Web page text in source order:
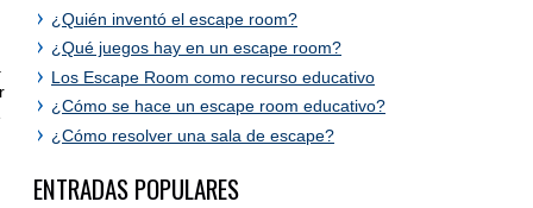
¿Quién inventó el escape room?
¿Qué juegos hay en un escape room?
Los Escape Room como recurso educativo
¿Cómo se hace un escape room educativo?
¿Cómo resolver una sala de escape?
ENTRADAS POPULARES